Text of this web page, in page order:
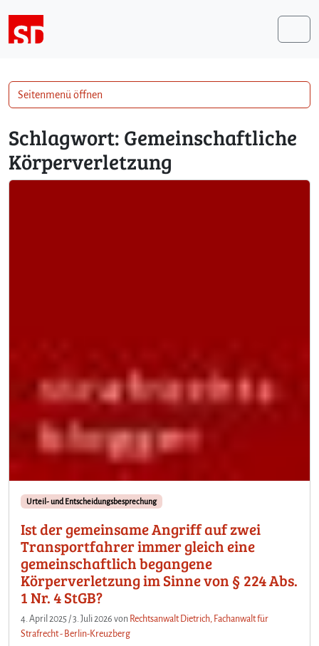
Schlagwort: Gemeinschaftliche
Körperverletzung
Urteil- und Entscheidungsbesprechung
Ist der gemeinsame Angriff auf zwei
Transportfahrer immer gleich eine
gemeinschaftlich begangene
Körperverletzung im Sinne von § 224 Abs.
1 Nr. 4 StGB?
4. April 2025 /3. Juli 2026 von Rechtsanwalt Dietrich, Fachanwalt für
Strafrecht - Berlin-Kreuzberg
Seitenmenü öffnen